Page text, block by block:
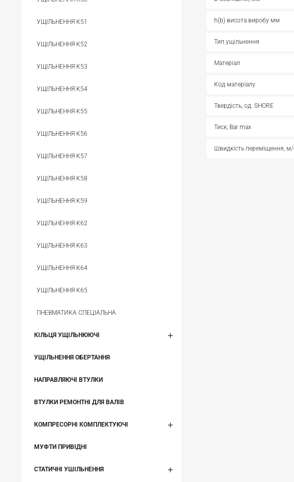
УЩІЛЬНЕННЯ K51
УЩІЛЬНЕННЯ K52
УЩІЛЬНЕННЯ K53
УЩІЛЬНЕННЯ K54
УЩІЛЬНЕННЯ K55
УЩІЛЬНЕННЯ K56
УЩІЛЬНЕННЯ K57
УЩІЛЬНЕННЯ K58
УЩІЛЬНЕННЯ K59
УЩІЛЬНЕННЯ K62
УЩІЛЬНЕННЯ K63
УЩІЛЬНЕННЯ K64
УЩІЛЬНЕННЯ K65
ПНЕВМАТИКА СПЕЦІАЛЬНА
КІЛЬЦЯ УЩІЛЬНЮЮЧІ
УЩІЛЬНЕННЯ ОБЕРТАННЯ
НАПРАВЛЯЮЧІ ВТУЛКИ
ВТУЛКИ РЕМОНТНІ ДЛЯ ВАЛІВ
КОМПРЕСОРНІ КОМПЛЕКТУЮЧІ
МУФТИ ПРИВІДНІ
СТАТИЧНІ УШІЛЬНЕННЯ
h(b) висота виробу мм
Тип ущільнення
Матеріал
Код матеріалу
Твердість, од. SHORE
Тиск, Bar max
Швидкість переміщення,